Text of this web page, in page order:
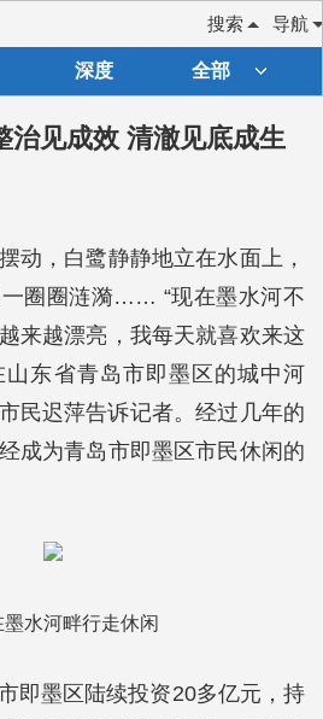
导航
搜索
深度 全部
治见成效 清澈见底成生
动，白鹭静静地立在水面上，
圈圈涟漪…… “现在墨水河不
来越漂亮，我每天就喜欢来这
山东省青岛市即墨区的城中河
迟萍告诉记者。经过几年的
成为青岛市即墨区市民休闲的
水河畔行走休闲
即墨区陆续投资20多亿元，持